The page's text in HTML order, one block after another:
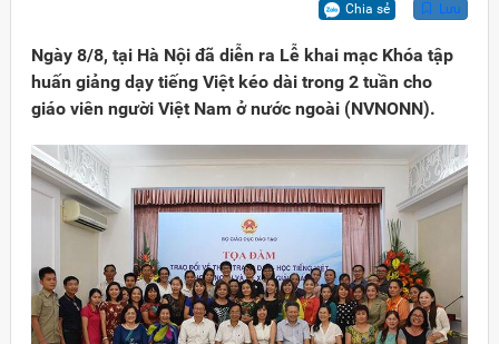
Chia sẻ Lưu
Ngày 8/8, tại Hà Nội đã diễn ra Lễ khai mạc Khóa tập
huấn giảng dạy tiếng Việt kéo dài trong 2 tuần cho
giáo viên người Việt Nam ở nước ngoài (NVNONN).